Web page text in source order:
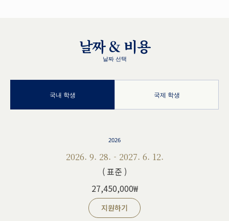
날짜 & 비용
날짜 선택
국내 학생 국제 학생
2026
2026. 9. 28. - 2027. 6. 12.
( 표준 )
27,450,000₩
지원하기